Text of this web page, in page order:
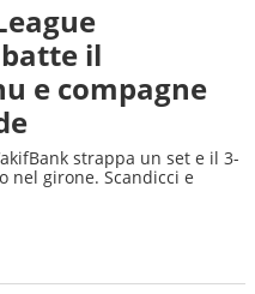
il
e compagne
strappa un set e il 3-
nel girone. Scandicci e